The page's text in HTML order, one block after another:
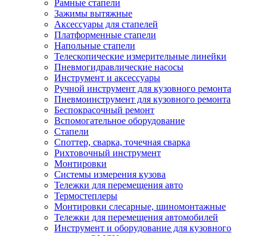
Рамные стапели
Зажимы вытяжные
Аксессуары для стапелей
Платформенные стапели
Напольные стапели
Телескопические измерительные линейки
Пневмогидравлические насосы
Инструмент и аксессуары
Ручной инструмент для кузовного ремонта
Пневмоинструмент для кузовного ремонта
Беспокрасочный ремонт
Вспомогательное оборудование
Стапели
Споттер, сварка, точечная сварка
Рихтовочный инструмент
Монтировки
Системы измерения кузова
Тележки для перемещения авто
Термостеплеры
Монтировки слесарные, шиномонтажные
Тележки для перемещения автомобилей
Инструмент и оборудование для кузовного